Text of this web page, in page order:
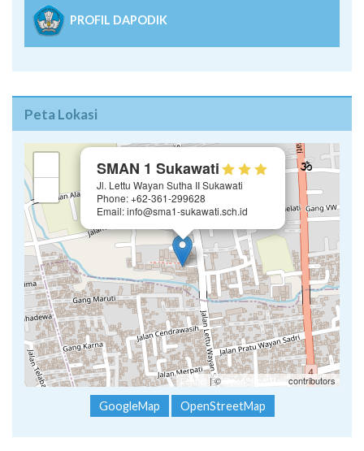
PROFIL DAPODIK
Peta Lokasi
SMAN 1 Sukawati
Jl. Lettu Wayan Sutha II Sukawati
Phone: +62-361-299628
Email: info@sma1-sukawati.sch.id
Leaflet | ©OpenStreetMap contributors
GoogleMap OpenStreetMap